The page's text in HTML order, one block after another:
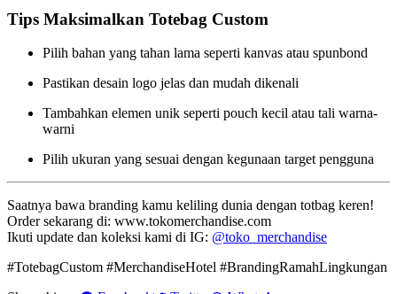
Tips Maksimalkan Totebag Custom
Pilih bahan yang tahan lama seperti kanvas atau spunbond
Pastikan desain logo jelas dan mudah dikenali
Tambahkan elemen unik seperti pouch kecil atau tali warna-
warni
Pilih ukuran yang sesuai dengan kegunaan target pengguna
Saatnya bawa branding kamu keliling dunia dengan totbag keren!
Order sekarang di: www.tokomerchandise.com
Ikuti update dan koleksi kami di IG: @toko_merchandise
#TotebagCustom #MerchandiseHotel #BrandingRamahLingkungan